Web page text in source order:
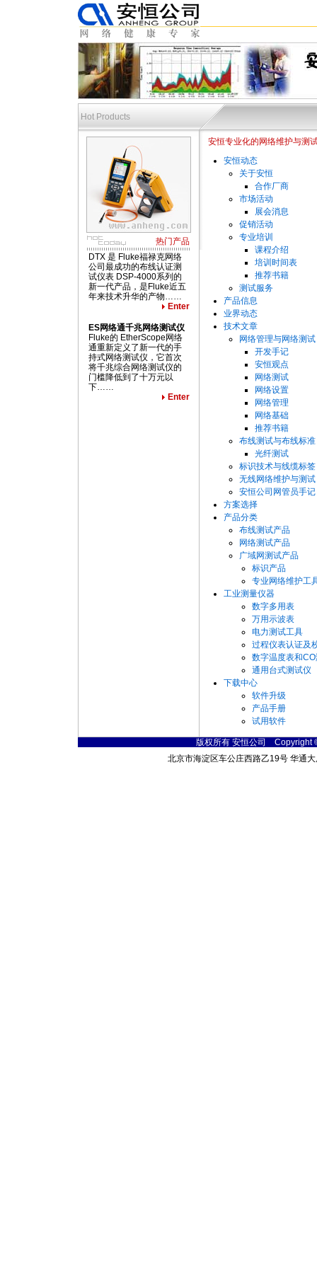
Hot Products
热门产品
DTX 是 Fluke福禄克网络
公司最成功的布线认证测
试仪表 DSP-4000系列的
新一代产品，是Fluke近五
年来技术升华的产物……
Enter
ES网络通千兆网络测试仪
Fluke的 EtherScope网络
通重新定义了新一代的手
持式网络测试仪，它首次
将千兆综合网络测试仪的
门槛降低到了十万元以
下……
Enter
安恒专业化的网络维护与测
安恒动态
关于安恒
合作厂商
市场活动
展会消息
促销活动
专业培训
课程介绍
培训时间表
推荐书籍
测试服务
产品信息
业界动态
技术文章
网络管理与网络测试
开发手记
安恒观点
网络测试
网络设置
网络管理
网络基础
推荐书籍
布线测试与布线标准
光纤测试
标识技术与线缆标签
无线网络维护与测试
安恒公司网管员手记
方案选择
产品分类
布线测试产品
网络测试产品
广域网测试产品
标识产品
专业网络维护工
工业测量仪器
数字多用表
万用示波表
电力测试工具
过程仪表认证及
数字温度表和
通用台式测试仪
下载中心
软件升级
产品手册
试用软件
网络测试,布线测试,光缆
版权所有 安恒公司 Copyright
北京市海淀区车公庄西路乙19号 华通